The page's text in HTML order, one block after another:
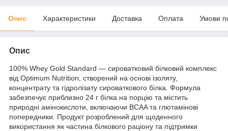
Опис Характеристики Доставка Оплата Умови
Опис
100% Whey Gold Standard — сироватковий білковий комплекс
від Optimum Nutrition, створений на основі ізоляту,
концентрату та гідролізату сироваткового білка. Формула
забезпечує приблизно 24 г білка на порцію та містить
природні амінокислоти, включаючи BCAA та глютамінові
попередники. Продукт розроблений для щоденного
використання як частина білкового раціону та підтримки